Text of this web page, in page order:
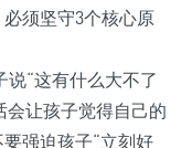
须坚守3个核心原
“这有什么大不了
会让孩子觉得自己的
强迫孩子“立刻好